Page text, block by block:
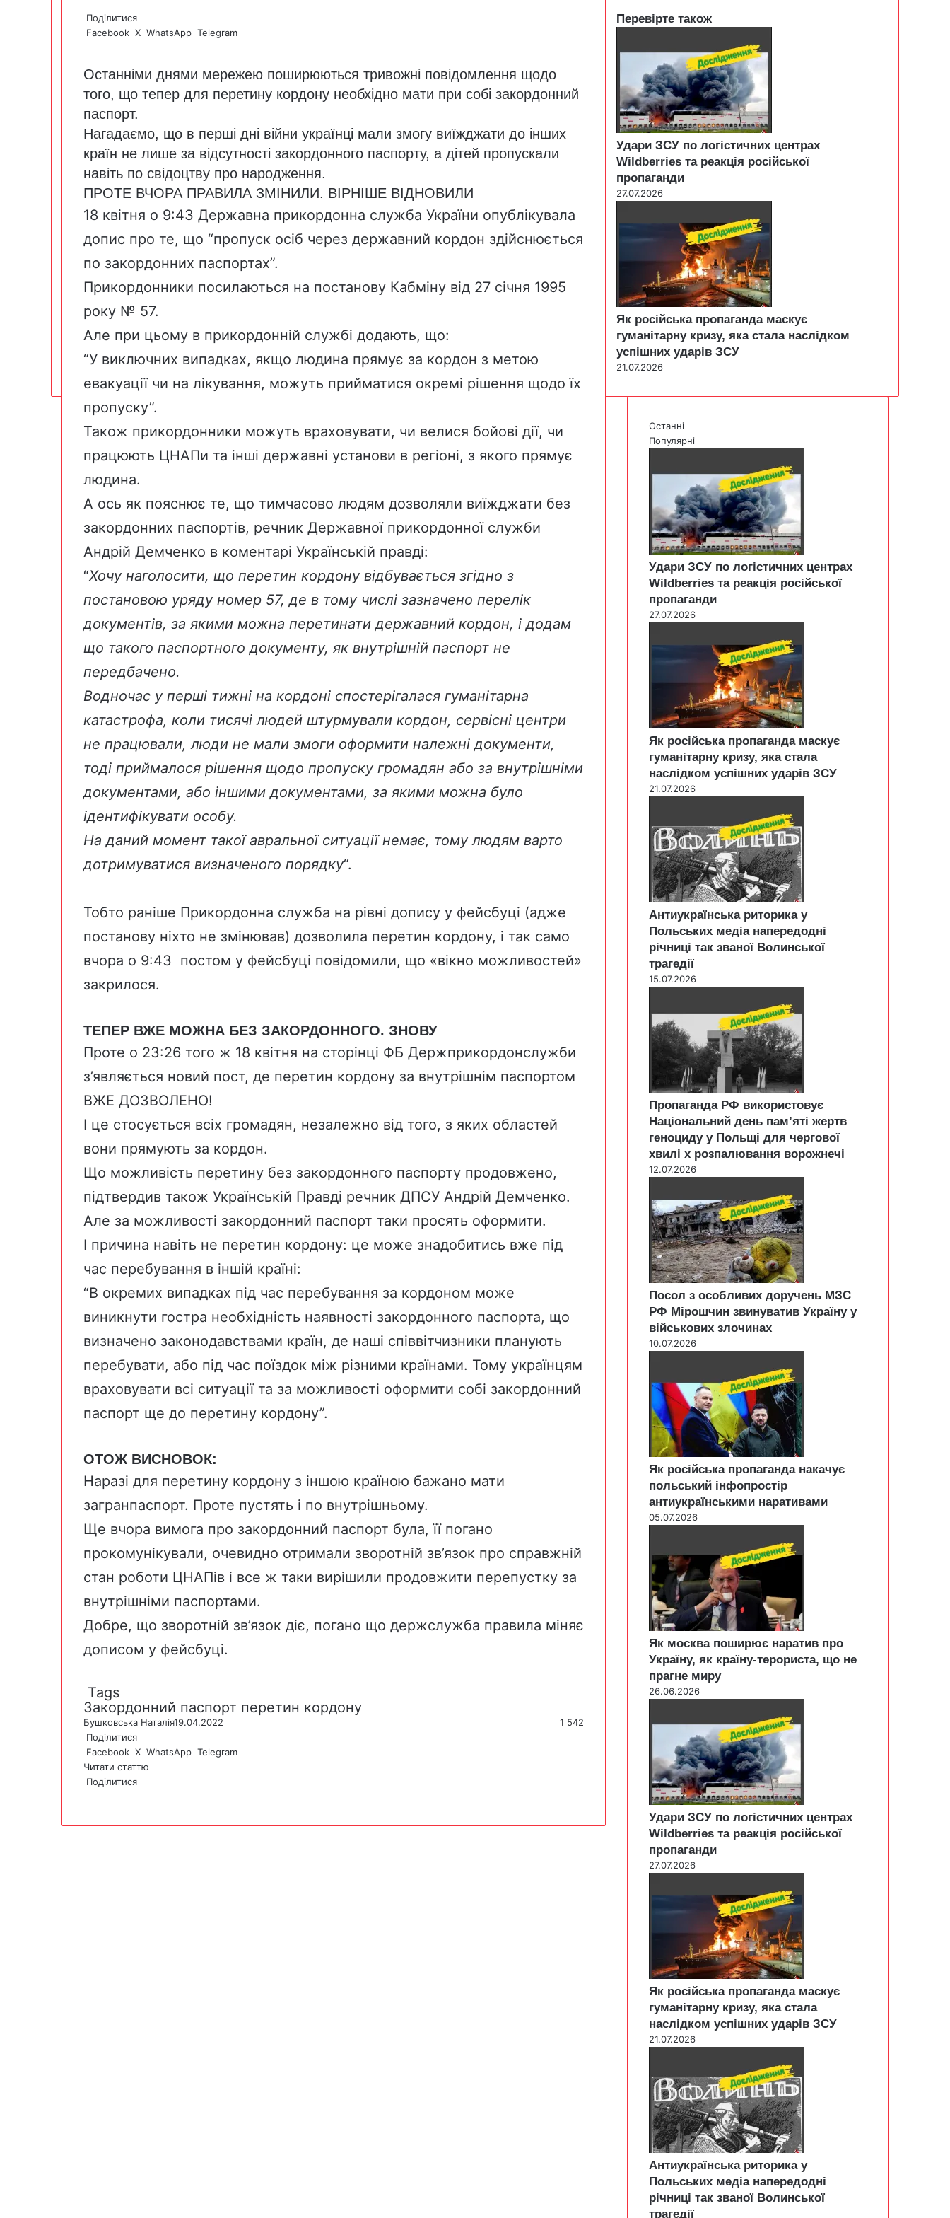
Поділитися
Facebook X WhatsApp Telegram
Останніми днями мережею поширюються тривожні повідомлення щодо
того, що тепер для перетину кордону необхідно мати при собі закордонний
паспорт.
Нагадаємо, що в перші дні війни українці мали змогу виїжджати до інших
країн не лише за відсутності закордонного паспорту, а дітей пропускали
навіть по свідоцтву про народження.
ПРОТЕ ВЧОРА ПРАВИЛА ЗМІНИЛИ. ВІРНІШЕ ВІДНОВИЛИ
18 квітня о 9:43 Державна прикордонна служба України опублікувала
допис про те, що “пропуск осіб через державний кордон здійснюється
по закордонних паспортах”.
Прикордонники посилаються на постанову Кабміну від 27 січня 1995
року № 57.
Але при цьому в прикордонній службі додають, що:
“У виключних випадках, якщо людина прямує за кордон з метою
евакуації чи на лікування, можуть прийматися окремі рішення щодо їх
пропуску”.
Також прикордонники можуть враховувати, чи велися бойові дії, чи
працюють ЦНАПи та інші державні установи в регіоні, з якого прямує
людина.
А ось як пояснює те, що тимчасово людям дозволяли виїжджати без
закордонних паспортів, речник Державної прикордонної служби
Андрій Демченко в коментарі Українській правді:
“Хочу наголосити, що перетин кордону відбувається згідно з
постановою уряду номер 57, де в тому числі зазначено перелік
документів, за якими можна перетинати державний кордон, і додам
що такого паспортного документу, як внутрішній паспорт не
передбачено.
Водночас у перші тижні на кордоні спостерігалася гуманітарна
катастрофа, коли тисячі людей штурмували кордон, сервісні центри
не працювали, люди не мали змоги оформити належні документи,
тоді приймалося рішення щодо пропуску громадян або за внутрішніми
документами, або іншими документами, за якими можна було
ідентифікувати особу.
На даний момент такої авральної ситуації немає, тому людям варто
дотримуватися визначеного порядку“.
Тобто раніше Прикордонна служба на рівні допису у фейсбуці (адже
постанову ніхто не змінював) дозволила перетин кордону, і так само
вчора о 9:43 постом у фейсбуці повідомили, що «вікно можливостей»
закрилося.
ТЕПЕР ВЖЕ МОЖНА БЕЗ ЗАКОРДОННОГО. ЗНОВУ
Проте о 23:26 того ж 18 квітня на сторінці ФБ Держприкордонслужби
з’являється новий пост, де перетин кордону за внутрішнім паспортом
ВЖЕ ДОЗВОЛЕНО!
І це стосується всіх громадян, незалежно від того, з яких областей
вони прямують за кордон.
Що можливість перетину без закордонного паспорту продовжено,
підтвердив також Українській Правді речник ДПСУ Андрій Демченко.
Але за можливості закордонний паспорт таки просять оформити.
І причина навіть не перетин кордону: це може знадобитись вже під
час перебування в іншій країні:
“В окремих випадках під час перебування за кордоном може
виникнути гостра необхідність наявності закордонного паспорта, що
визначено законодавствами країн, де наші співвітчизники планують
перебувати, або під час поїздок між різними країнами. Тому українцям
враховувати всі ситуації та за можливості оформити собі закордонний
паспорт ще до перетину кордону”.
ОТОЖ ВИСНОВОК:
Наразі для перетину кордону з іншою країною бажано мати
загранпаспорт. Проте пустять і по внутрішньому.
Ще вчора вимога про закордонний паспорт була, її погано
прокомунікували, очевидно отримали зворотній зв’язок про справжній
стан роботи ЦНАПів і все ж таки вирішили продовжити перепустку за
внутрішніми паспортами.
Добре, що зворотній зв’язок діє, погано що держслужба правила міняє
дописом у фейсбуці.
Tags
Закордонний паспорт перетин кордону
Бушковська Наталія19.04.2022
1 542
Поділитися
Facebook X WhatsApp Telegram
Читати статтю
Поділитися
calb
i
Перевірте також
Удари ЗСУ по логістичних центрах
Wildberries та реакція російської
пропаганди
27.07.2026
Як російська пропаганда маскує
гуманітарну кризу, яка стала наслідком
успішних ударів ЗСУ
21.07.2026
Останні
Популярні
Удари ЗСУ по логістичних центрах
Wildberries та реакція російської
пропаганди
27.07.2026
Як російська пропаганда маскує
гуманітарну кризу, яка стала
наслідком успішних ударів ЗСУ
21.07.2026
Антиукраїнська риторика у
Польських медіа напередодні
річниці так званої Волинської
трагедії
15.07.2026
Пропаганда РФ використовує
Національний день пам’яті жертв
геноциду у Польщі для чергової
хвилі х розпалювання ворожнечі
12.07.2026
Посол з особливих доручень МЗС
РФ Мірошчин звинуватив Україну у
військових злочинах
10.07.2026
Як російська пропаганда накачує
польський інфопростір
антиукраїнськими наративами
05.07.2026
Як москва поширює наратив про
Україну, як країну-терориста, що не
прагне миру
26.06.2026
Удари ЗСУ по логістичних центрах
Wildberries та реакція російської
пропаганди
27.07.2026
Як російська пропаганда маскує
гуманітарну кризу, яка стала
наслідком успішних ударів ЗСУ
21.07.2026
Антиукраїнська риторика у
Польських медіа напередодні
річниці так званої Волинської
трагедії